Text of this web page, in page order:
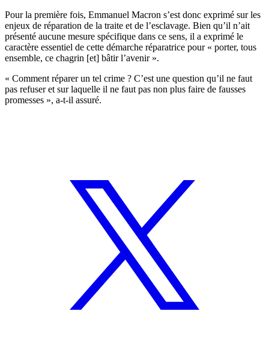
Pour la première fois, Emmanuel Macron s’est donc exprimé sur les
enjeux de réparation de la traite et de l’esclavage. Bien qu’il n’ait
présenté aucune mesure spécifique dans ce sens, il a exprimé le
caractère essentiel de cette démarche réparatrice pour « porter, tous
ensemble, ce chagrin [et] bâtir l’avenir ».
« Comment réparer un tel crime ? C’est une question qu’il ne faut
pas refuser et sur laquelle il ne faut pas non plus faire de fausses
promesses », a-t-il assuré.